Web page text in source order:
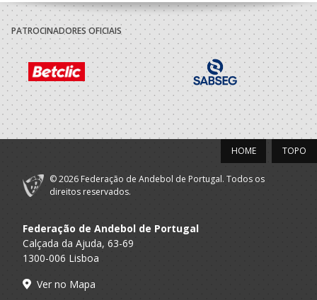
PATROCINADORES OFICIAIS
TOPO
HOME
© 2026 Federação de Andebol de Portugal. Todos os
direitos reservados.
Federação de Andebol de Portugal
Calçada da Ajuda, 63-69
1300-006 Lisboa
Ver no Mapa